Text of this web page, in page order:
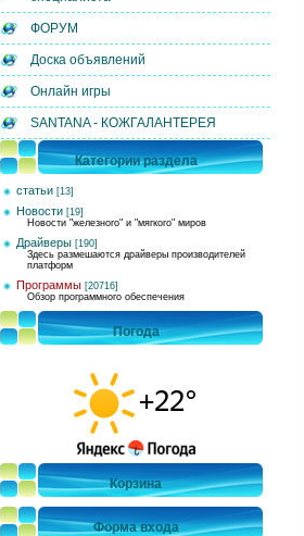
ФОРУМ
Доска объявлений
Онлайн игры
SANTANA - КОЖГАЛАНТЕРЕЯ
Категории раздела
статьи [13]
Новости [19]
Новости "железного" и "мягкого" миров
Драйверы [190]
Здесь размешаются драйверы производителей
платформ
Программы [20716]
Обзор программного обеспечения
Погода
Корзина
Форма входа